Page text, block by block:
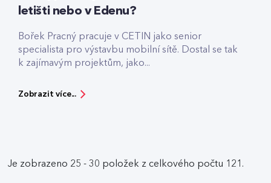
letišti nebo v Edenu?
Bořek Pracný pracuje v CETIN jako senior
specialista pro výstavbu mobilní sítě. Dostal se tak
k zajímavým projektům, jako...
Zobrazit více...
Je zobrazeno 25 - 30 položek z celkového počtu 121.